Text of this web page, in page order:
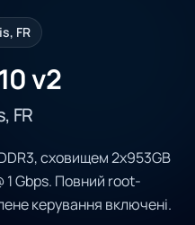
FR
v2
FR
сховищем 2x953GB
1 Gbps. Повний root-
керування включені.